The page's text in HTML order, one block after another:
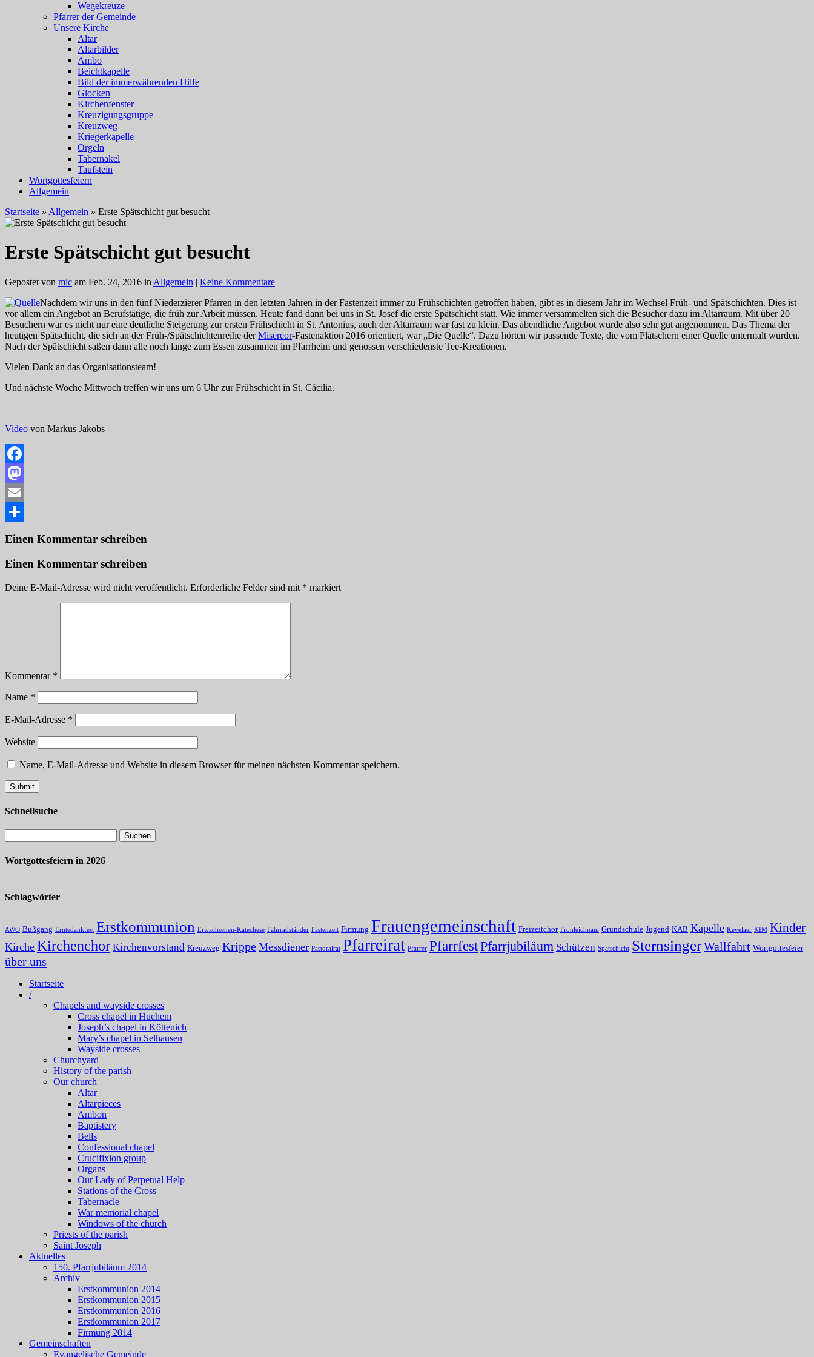
Wegekreuze
Pfarrer der Gemeinde
Unsere Kirche
Altar
Altarbilder
Ambo
Beichtkapelle
Bild der immerwährenden Hilfe
Glocken
Kirchenfenster
Kreuzigungsgruppe
Kreuzweg
Kriegerkapelle
Orgeln
Tabernakel
Taufstein
Wortgottesfeiern
Allgemein
Startseite » Allgemein » Erste Spätschicht gut besucht
Erste Spätschicht gut besucht
Gepostet von mic am Feb. 24, 2016 in Allgemein | Keine Kommentare
Nachdem wir uns in den fünf Niederzierer Pfarren in den letzten Jahren in der Fastenzeit immer zu Frühschichten getroffen haben, gibt es in diesem Jahr im Wechsel Früh- und Spätschichten. Dies ist
vor allem ein Angebot an Berufstätige, die früh zur Arbeit müssen. Heute fand dann bei uns in St. Josef die erste Spätschicht statt. Wie immer versammelten sich die Besucher dazu im Altarraum. Mit über 20
Besuchern war es nicht nur eine deutliche Steigerung zur ersten Frühschicht in St. Antonius, auch der Altarraum war fast zu klein. Das abendliche Angebot wurde also sehr gut angenommen. Das Thema der
heutigen Spätschicht, die sich an der Früh-/Spätschichtenreihe derMisereor-Fastenaktion 2016 orientiert, war „Die Quelle“. Dazu hörten wir passende Texte, die vom Plätschern einer Quelle untermalt wurden.
Nach der Spätschicht saßen dann alle noch lange zum Essen zusammen im Pfarrheim und genossen verschiedenste Tee-Kreationen.
Vielen Dank an das Organisationsteam!
Und nächste Woche Mittwoch treffen wir uns um 6 Uhr zur Frühschicht in St. Cäcilia.
Video von Markus Jakobs
Facebook
Mastodon
Email
Einen Kommentar schreiben
Einen Kommentar schreiben
Deine E-Mail-Adresse wird nicht veröffentlicht. Erforderliche Felder sind mit * markiert
Kommentar *
Name *
E-Mail-Adresse *
Website
Name, E-Mail-Adresse und Website in diesem Browser für meinen nächsten Kommentar speichern.
Schnellsuche
Wortgottesfeiern in 2026
Schlagwörter
AWO Bußgang Erntedankfest Erstkommunion Erwachsenen-Katechese Fahrradständer Fastenzeit Firmung Frauengemeinschaft Freizeitchor Fronleichnam Grundschule Jugend KAB Kapelle Kevelaer KIM Kinder
Kirche Kirchenchor Kirchenvorstand Kreuzweg Krippe Messdiener Pastoralrat Pfarreirat Pfarrer PfarrfestPfarrjubiläum Schützen Spätschicht SternsingerWallfahrt Wortgottesfeier
über uns
Startseite
/
Chapels and wayside crosses
Cross chapel in Huchem
Joseph’s chapel in Köttenich
Mary’s chapel in Selhausen
Wayside crosses
Churchyard
History of the parish
Our church
Altar
Altarpieces
Ambon
Baptistery
Bells
Confessional chapel
Crucifixion group
Organs
Our Lady of Perpetual Help
Stations of the Cross
Tabernacle
War memorial chapel
Windows of the church
Priests of the parish
Saint Joseph
Aktuelles
150. Pfarrjubiläum 2014
Archiv
Erstkommunion 2014
Erstkommunion 2015
Erstkommunion 2016
Erstkommunion 2017
Firmung 2014
Gemeinschaften
Evangelische Gemeinde